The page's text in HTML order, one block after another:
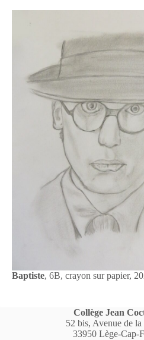
Baptiste, 6B, crayon sur papier,
Collège Jean
52 bis, Avenue de
33950 Lège-Cap-